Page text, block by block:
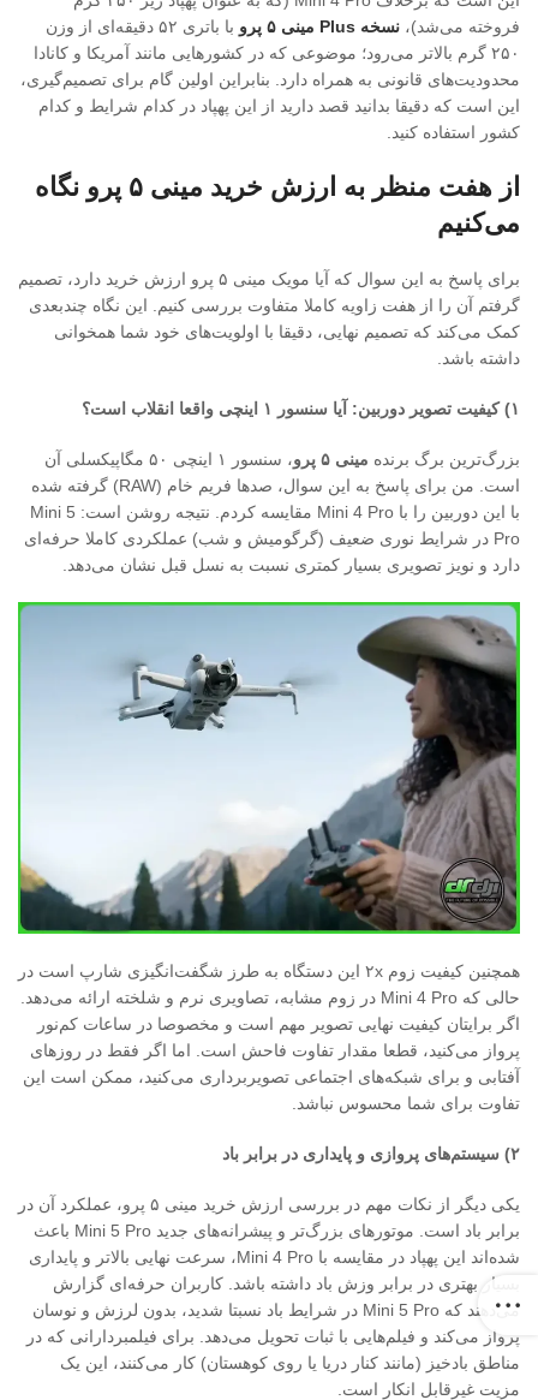
فروخته می‌شد)، نسخه Plus مینی ۵ پرو
با باتری ۵۲ دقیقه‌ای از وزن
۲۵۰ گرم بالاتر می‌رود؛ موضوعی که در کشورهایی مانند آمریکا و کانادا
محدودیت‌های قانونی به همراه دارد. بنابراین اولین گام برای تصمیم‌گیری،
این است که دقیقا بدانید قصد دارید از این پهپاد در کدام شرایط و کدام
کشور استفاده کنید.
از هفت منظر به ارزش خرید مینی ۵ پرو نگاه
می‌کنیم
برای پاسخ به این سوال که آیا مویک مینی ۵ پرو ارزش خرید دارد، تصمیم
گرفتم آن را از هفت زاویه کاملا متفاوت بررسی کنیم. این نگاه چندبعدی
کمک می‌کند که تصمیم نهایی، دقیقا با اولویت‌های خود شما همخوانی
داشته باشد.
۱)کیفیت تصویر دوربین: آیا سنسور ۱ اینچی واقعا انقلاب است؟
بزرگ‌ترین برگ برنده مینی ۵ پرو
، سنسور ۱ اینچی ۵۰ مگاپیکسلی آن
است. من برای پاسخ به این سوال، صدها فریم خام (RAW) گرفته شده
با این دوربین را با Mini 4 Pro مقایسه کردم. نتیجه روشن است: Mini 5
Pro در شرایط نوری ضعیف (گرگومیش و شب) عملکردی کاملا حرفه‌ای
دارد و نویز تصویری بسیار کمتری نسبت به نسل قبل نشان می‌دهد.
همچنین کیفیت زوم ۲x این دستگاه به طرز شگفت‌انگیزی شارپ است در
حالی که Mini 4 Pro در زوم مشابه، تصاویری نرم و شلخته ارائه می‌دهد.
اگر برایتان کیفیت نهایی تصویر مهم است و مخصوصا در ساعات کم‌نور
پرواز می‌کنید، قطعا مقدار تفاوت فاحش است. اما اگر فقط در روزهای
آفتابی و برای شبکه‌های اجتماعی تصویربرداری می‌کنید، ممکن است این
تفاوت برای شما محسوس نباشد.
۲) سیستم‌های پروازی و پایداری در برابر باد
یکی دیگر از نکات مهم در بررسی ارزش خرید مینی ۵ پرو، عملکرد آن در
برابر باد است. موتورهای بزرگ‌تر و پیشرانه‌های جدید Mini 5 Pro باعث
شده‌اند این پهپاد در مقایسه با Mini 4 Pro، سرعت نهایی بالاتر و پایداری
بسیار بهتری در برابر وزش باد داشته باشد. کاربران حرفه‌ای گزارش
می‌دهند که Mini 5 Pro در شرایط باد نسبتا شدید، بدون لرزش و نوسان
پرواز می‌کند و فیلم‌هایی با ثبات تحویل می‌دهد. برای فیلمبردارانی که در
مناطق بادخیز (مانند کنار دریا یا روی کوهستان) کار می‌کنند، این یک
مزیت غیرقابل انکار است.